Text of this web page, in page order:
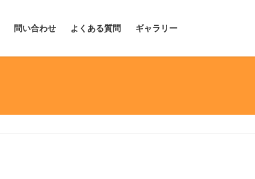
問い合わせ よくある質問 ギャラリー